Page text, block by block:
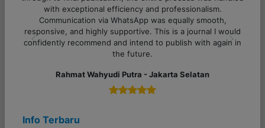
would
in
sekali. Proses komunikasi juga lancar, sangat ramah serta
semua pertanyaan dijawab dengan jelas. Sukses selalu
untuk tim Literasi Indonesia!
Alfi Khoiriyyah - Lampung
Previous Next
Info Terbaru